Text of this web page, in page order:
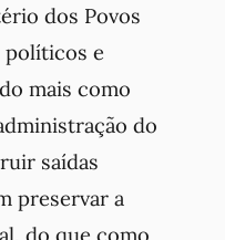
dos Povos
políticos e
mais como
do
saídas
preservar a
do que como